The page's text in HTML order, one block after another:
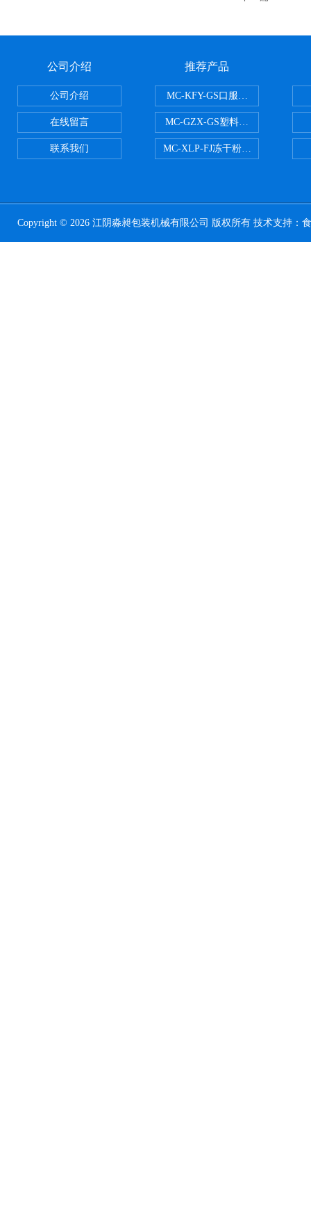
公司介绍
公司介绍
在线留言
联系我们
推荐产品
MC-KFY-GS口服液灌装线
MC-GZX-GS塑料瓶高速跟踪式灌
MC-XLP-FJ冻干粉西林瓶灌装机
Copyright © 2026 江阴淼昶包装机械有限公司 版权所有 技术支持：